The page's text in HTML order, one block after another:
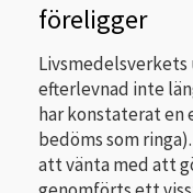
föreligger
efterlevnad inte
har konstaterat en
bedöms som
att vänta med att